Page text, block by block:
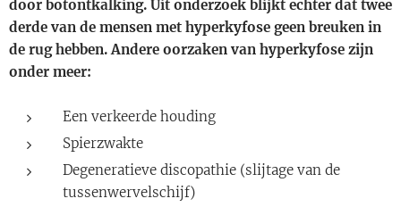
door botontkalking. Uit onderzoek blijkt echter dat twee
derde van de mensen met hyperkyfose geen breuken in
de rug hebben. Andere oorzaken van hyperkyfose zijn
onder meer:
Een verkeerde houding
Spierzwakte
Degeneratieve discopathie (slijtage van de
tussenwervelschijf)